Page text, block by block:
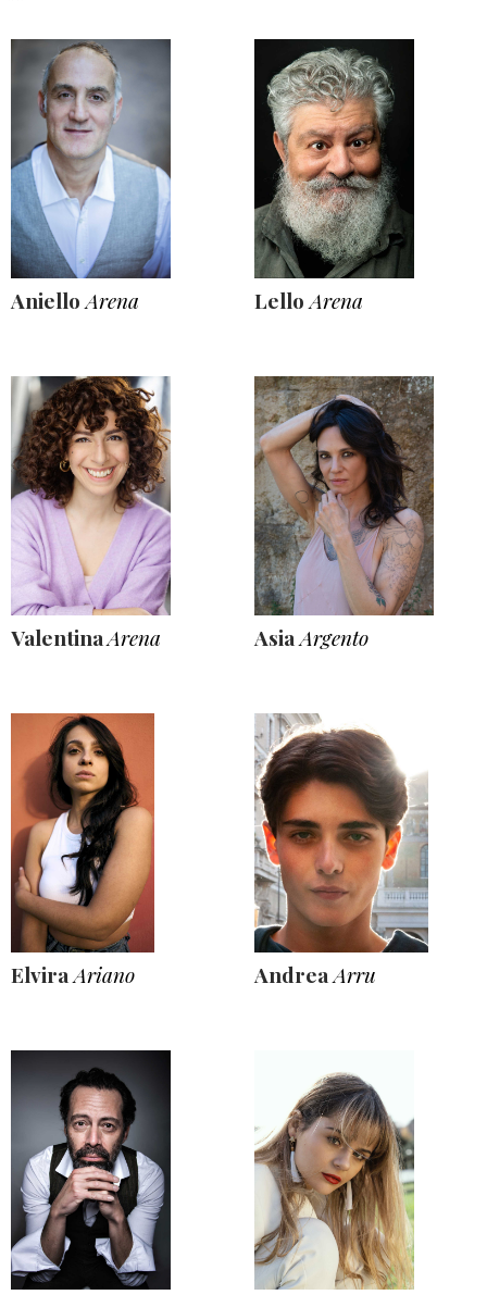
AnielloArena LelloArena
ValentinaArena AsiaArgento
ElviraAriano AndreaArru